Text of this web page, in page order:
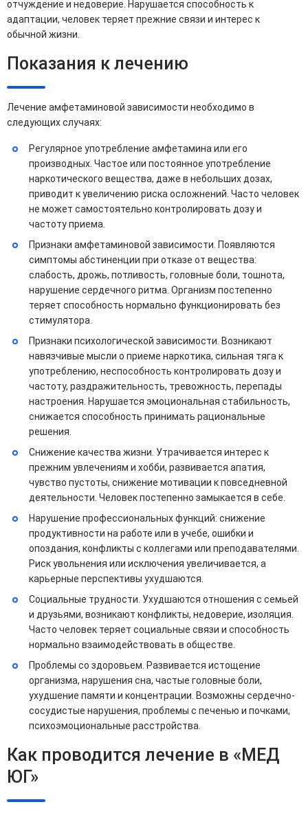
отчуждение и недоверие. Нарушается способность к
адаптации, человек теряет прежние связи и интерес к
обычной жизни.
Показания к лечению
Лечение амфетаминовой зависимости необходимо в
следующих случаях:
Регулярное употребление амфетамина или его
производных. Частое или постоянное употребление
наркотического вещества, даже в небольших дозах,
приводит к увеличению риска осложнений. Часто человек
не может самостоятельно контролировать дозу и
частоту приема.
Признаки амфетаминовой зависимости. Появляются
симптомы абстиненции при отказе от вещества:
слабость, дрожь, потливость, головные боли, тошнота,
нарушение сердечного ритма. Организм постепенно
теряет способность нормально функционировать без
стимулятора.
Признаки психологической зависимости. Возникают
навязчивые мысли о приеме наркотика, сильная тяга к
употреблению, неспособность контролировать дозу и
частоту, раздражительность, тревожность, перепады
настроения. Нарушается эмоциональная стабильность,
снижается способность принимать рациональные
решения.
Снижение качества жизни. Утрачивается интерес к
прежним увлечениям и хобби, развивается апатия,
чувство пустоты, снижение мотивации к повседневной
деятельности. Человек постепенно замыкается в себе.
Нарушение профессиональных функций: снижение
продуктивности на работе или в учебе, ошибки и
опоздания, конфликты с коллегами или преподавателями.
Риск увольнения или исключения увеличивается, а
карьерные перспективы ухудшаются.
Социальные трудности. Ухудшаются отношения с семьей
и друзьями, возникают конфликты, недоверие, изоляция.
Часто человек теряет социальные связи и способность
нормально взаимодействовать в обществе.
Проблемы со здоровьем. Развивается истощение
организма, нарушения сна, частые головные боли,
ухудшение памяти и концентрации. Возможны сердечно-
сосудистые нарушения, проблемы с печенью и почками,
психоэмоциональные расстройства.
Как проводится лечение в «МЕД
ЮГ»